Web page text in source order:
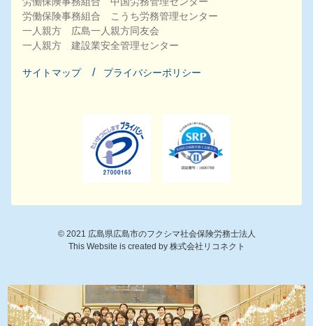
労働保険事務組合 こうち労務管理センター
一人親方 広島一人親方同友会
一人親方 建設業安全管理センター
サイトマップ プライバシーポリシー
© 2021 広島県広島市のフクシマ社会保険労務士法人
This Website is created by 株式会社リコネクト